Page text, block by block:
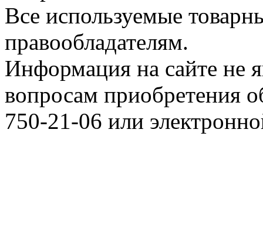
Все используемые
правообладателям.
Информация на сайте не
вопросам приобретения
750-21-06 или